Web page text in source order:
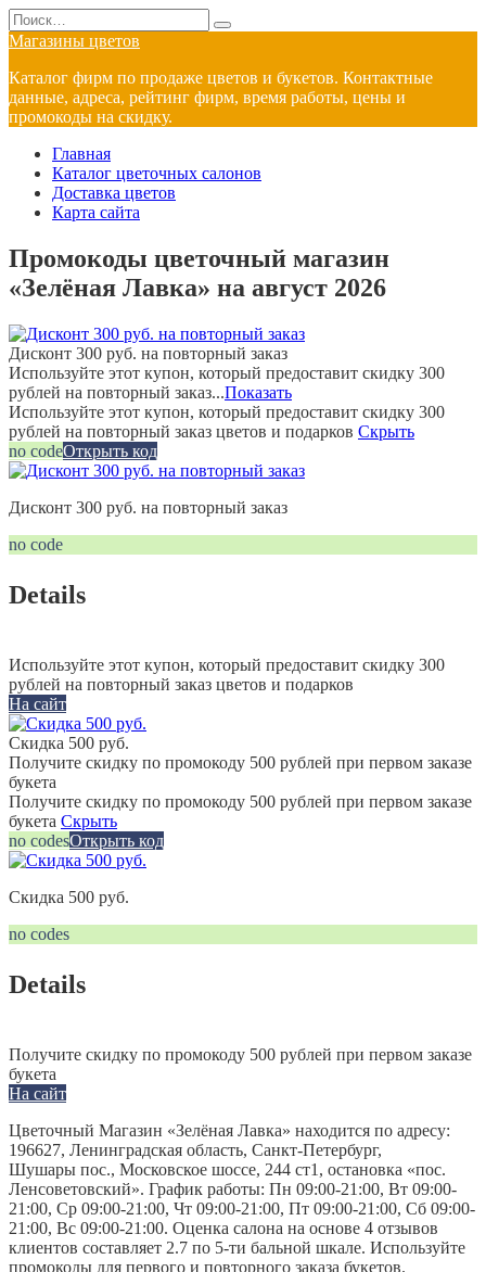
Перейти
к
содержанию
Search
for:
Магазины цветов
Каталог фирм по продаже цветов и букетов. Контактные
данные, адреса, рейтинг фирм, время работы, цены и
промокоды на скидку.
Главная
Каталог цветочных салонов
Доставка цветов
Карта сайта
Промокоды цветочный магазин
«Зелёная Лавка» на август 2026
Дисконт 300 руб. на повторный заказ
Используйте этот купон, который предоставит скидку 300
рублей на повторный заказ...Показать
Используйте этот купон, который предоставит скидку 300
рублей на повторный заказ цветов и подарков Скрыть
no codeОткрыть код
Дисконт 300 руб. на повторный заказ
no code
Details
Используйте этот купон, который предоставит скидку 300
рублей на повторный заказ цветов и подарков
На сайт
Скидка 500 руб.
Получите скидку по промокоду 500 рублей при первом заказе
букета
Получите скидку по промокоду 500 рублей при первом заказе
букета Скрыть
no codesОткрыть код
Скидка 500 руб.
no codes
Details
Получите скидку по промокоду 500 рублей при первом заказе
букета
На сайт
Цветочный Магазин «Зелёная Лавка» находится по адресу:
196627, Ленинградская область, Санкт-Петербург,
Шушары пос., Московское шоссе, 244 ст1, остановка «пос.
Ленсоветовский». График работы: Пн 09:00-21:00, Вт 09:00-
21:00, Ср 09:00-21:00, Чт 09:00-21:00, Пт 09:00-21:00, Сб 09:00-
21:00, Вс 09:00-21:00. Оценка салона на основе 4 отзывов
клиентов составляет 2.7 по 5-ти бальной шкале. Используйте
промокоды для первого и повторного заказа букетов.